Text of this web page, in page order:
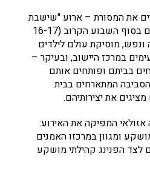
את המסורת – ארוע "שישבת
אמנים" ברמת ישי שיתקיים בסוף השבוע הקרוב (16-17
מוסיקת עולם לילדים
במרכז היישוב, ובעיקר –
בביתם ופותחים אותם
המתארחים בבית
את יצירותיהם.
המפיקה את האירוע:
ומגוון במרכזו האמנים
לצד הפנינג קהילתי מושקע